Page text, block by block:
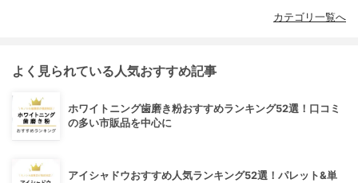
カテゴリ一覧へ
よく見られている人気おすすめ記事
ホワイトニング歯磨き粉おすすめランキング52選！口コミ
の多い市販品を中心に
アイシャドウおすすめ人気ランキング52選！パレット&単